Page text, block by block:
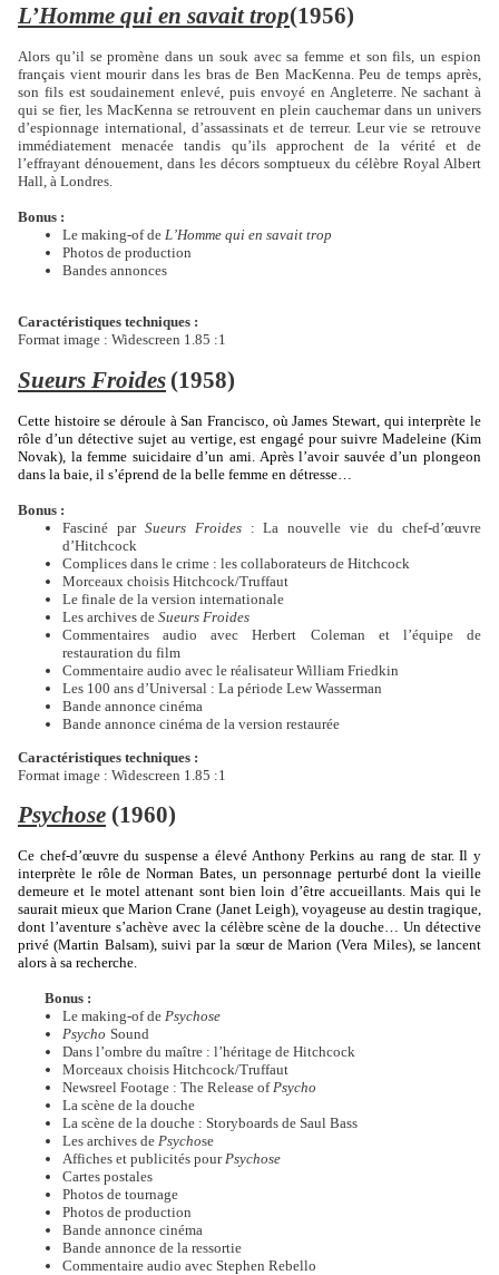
L’Homme qui en savait trop(1956)
Alors qu’il se promène dans un souk avec sa femme et son fils, un espion
français vient mourir dans les bras de Ben MacKenna. Peu de temps après,
son fils est soudainement enlevé, puis envoyé en Angleterre. Ne sachant à
qui se fier, les MacKenna se retrouvent en plein cauchemar dans un univers
d’espionnage international, d’assassinats et de terreur. Leur vie se retrouve
immédiatement menacée tandis qu’ils approchent de la vérité et de
l’effrayant dénouement, dans les décors somptueux du célèbre Royal Albert
Hall, à Londres.
Bonus :
Le making-of de L’Homme qui en savait trop
Photos de production
Bandes annonces
Caractéristiques techniques :
Format image : Widescreen 1.85 :1
Sueurs Froides (1958)
Cette histoire se déroule à San Francisco, où James Stewart, qui interprète le
rôle d’un détective sujet au vertige, est engagé pour suivre Madeleine (Kim
Novak), la femme suicidaire d’un ami. Après l’avoir sauvée d’un plongeon
dans la baie, il s’éprend de la belle femme en détresse…
Bonus :
Fasciné par Sueurs Froides: La nouvelle vie du chef-d’œuvre
d’Hitchcock
Complices dans le crime : les collaborateurs de Hitchcock
Morceaux choisis Hitchcock/Truffaut
Le finale de la version internationale
Les archives de Sueurs Froides
Commentaires audio avec Herbert Coleman et l’équipe de
restauration du film
Commentaire audio avec le réalisateur William Friedkin
Les 100 ans d’Universal : La période Lew Wasserman
Bande annonce cinéma
Bande annonce cinéma de la version restaurée
Caractéristiques techniques :
Format image : Widescreen 1.85 :1
Psychose (1960)
Ce chef-d’œuvre du suspense a élevé Anthony Perkins au rang de star. Il y
interprète le rôle de Norman Bates, un personnage perturbé dont la vieille
demeure et le motel attenant sont bien loin d’être accueillants. Mais qui le
saurait mieux que Marion Crane (Janet Leigh), voyageuse au destin tragique,
dont l’aventure s’achève avec la célèbre scène de la douche… Un détective
privé (Martin Balsam), suivi par la sœur de Marion (Vera Miles), se lancent
alors à sa recherche.
Bonus :
Le making-of de Psychose
Psycho Sound
Dans l’ombre du maître : l’héritage de Hitchcock
Morceaux choisis Hitchcock/Truffaut
Newsreel Footage : The Release of Psycho
La scène de la douche
La scène de la douche : Storyboards de Saul Bass
Les archives de Psychose
Affiches et publicités pour Psychose
Cartes postales
Photos de tournage
Photos de production
Bande annonce cinéma
Bande annonce de la ressortie
Commentaire audio avec Stephen Rebello